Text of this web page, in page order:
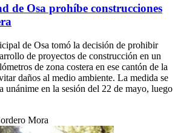
de Osa prohíbe construcciones
de Osa tomó la decisión de prohibir
de proyectos de construcción en un
de zona costera en ese cantón de la
daños al medio ambiente. La medida se
unánime en la sesión del 22 de mayo, luego
Mora